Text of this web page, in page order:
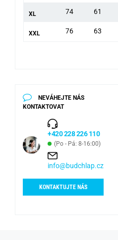
XL 74 61
XXL 76 63
NEVÁHEJTE NÁS
KONTAKTOVAT
+420 228 226 110
(Po - Pá: 8-16:00)
info@budchlap.cz
KONTAKTUJTE NÁS